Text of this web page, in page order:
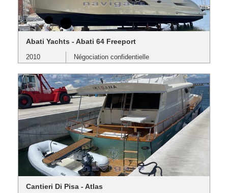
Abati Yachts - Abati 64 Freeport
2010 Négociation confidentielle
Cantieri Di Pisa - Atlas